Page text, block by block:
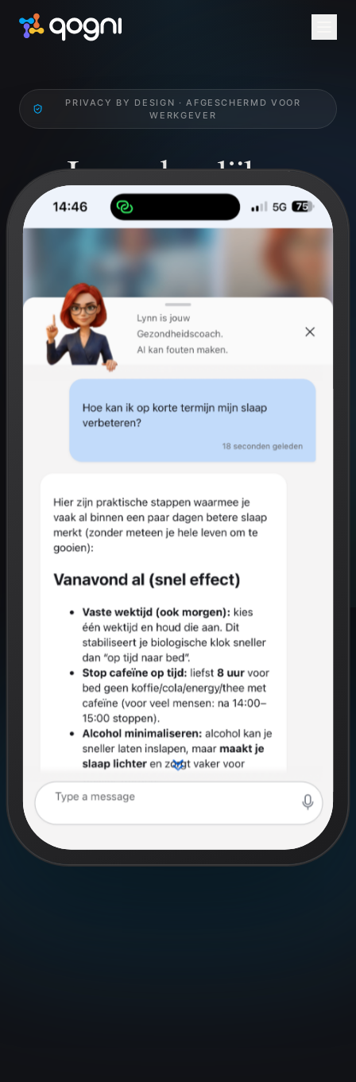
PRIVACY BY DESIGN · AFGESCHERMD VOOR
WERKGEVER
Jouw dagelijkse
Health Check.
Werk gericht aan je qognitieve en fysieke welzijn.
Breinperformance, mindfulness en challenges. Privé
voor jou, niet inzichtelijk voor werkgever.
Gratis voor ieder individu. Via werkgever altijd via arbodienst
Anneke.
Start gratis
AVG COMPLIANT